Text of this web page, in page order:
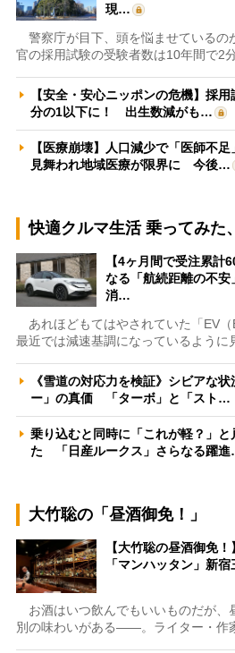
現…
警察庁が目下、頭を悩ませているの
官の採用試験の受験者数は10年間で2
【安全・安心ニッポンの危機】採
分の1以下に！ 出生数減がも…
【医療崩壊】人口減少で「医師不
見舞われ地域医療が限界に 今後…
快適クルマ生活 乗ってみた
【4ヶ月間で受注累計
なる「航続距離の不
消…
あれほどもてはやされていた「EV（
最近では減速基調になっているように
《雪道の対応力を検証》シビアな
ー」の真価 「ターボ」と「スト…
乗り込むと同時に「これが軽？」
た 「日産ルークス」さらなる躍
大竹聡の「昼酒御免！」
【大竹聡の昼酒御免
「マンハッタン」新
お酒はいつ飲んでもいいものだが、
別の味わいがある――。ライター・作